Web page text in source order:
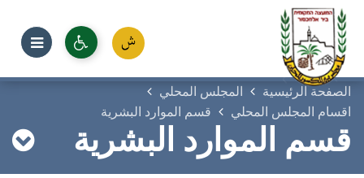
الصفحة الرئيسية
المجلس المحلي
اقسام المجلس المحلي
قسم الموارد البشرية
قسم الموارد البشرية